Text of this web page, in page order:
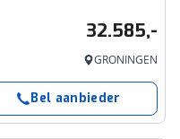
32.585,-
GRONINGEN
Bel aanbieder